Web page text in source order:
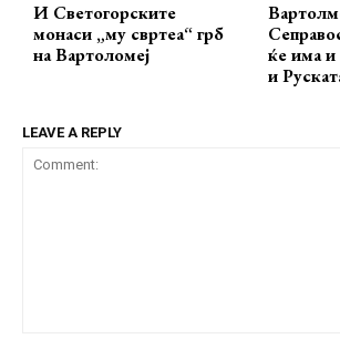
И Светогорските
монаси „му свртеа“ грб
на Вартоломеј
ќе има и
и
LEAVE A REPLY